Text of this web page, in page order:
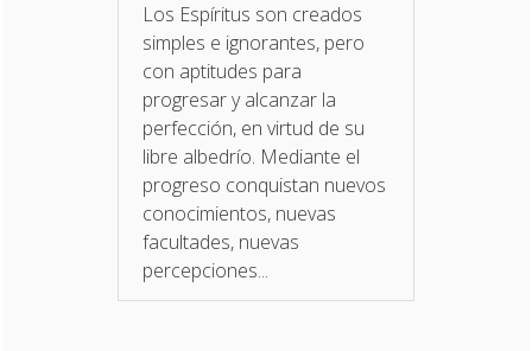
Los Espíritus son creados
simples e ignorantes, pero
con aptitudes para
progresar y alcanzar la
perfección, en virtud de su
libre albedrío. Mediante el
progreso conquistan nuevos
conocimientos, nuevas
facultades, nuevas
percepciones...